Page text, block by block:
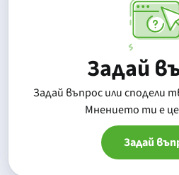
Задай
Задай въпрос или сподели
Mнението ти е
Задай